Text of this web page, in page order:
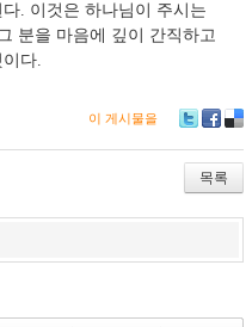
다. 이것은 하나님이 주시는
분을 마음에 깊이 간직하고
이다.
이 게시물을
bo
ok
ou
s
목록